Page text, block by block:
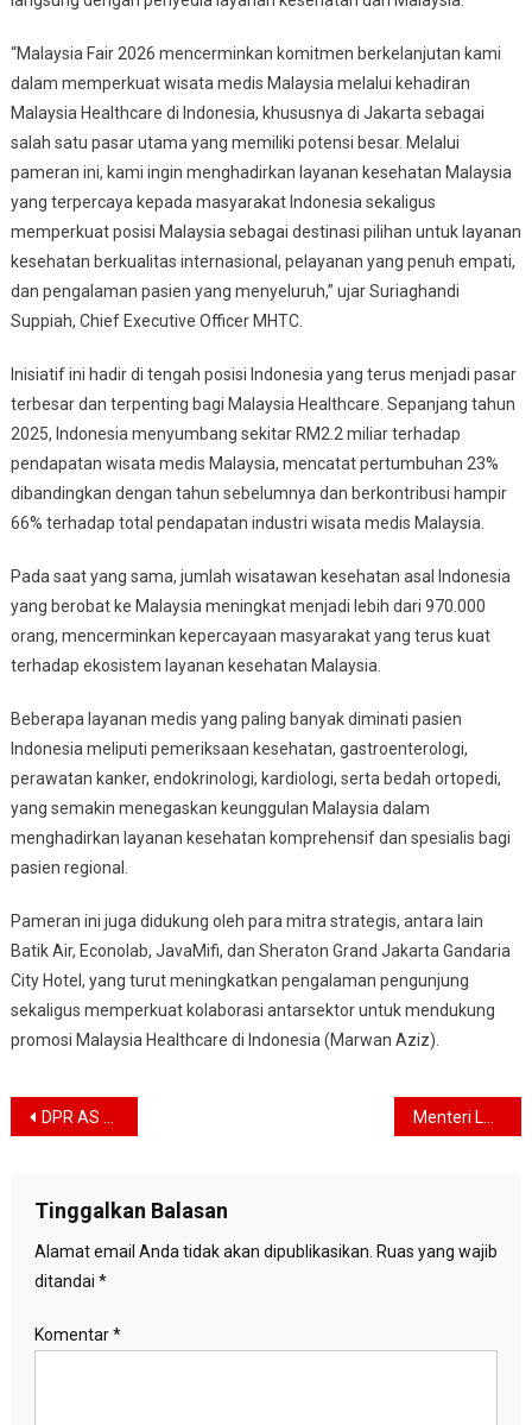
“Malaysia Fair 2026 mencerminkan komitmen berkelanjutan kami
dalam memperkuat wisata medis Malaysia melalui kehadiran
Malaysia Healthcare di Indonesia, khususnya di Jakarta sebagai
salah satu pasar utama yang memiliki potensi besar. Melalui
pameran ini, kami ingin menghadirkan layanan kesehatan Malaysia
yang terpercaya kepada masyarakat Indonesia sekaligus
memperkuat posisi Malaysia sebagai destinasi pilihan untuk layanan
kesehatan berkualitas internasional, pelayanan yang penuh empati,
dan pengalaman pasien yang menyeluruh,” ujar Suriaghandi
Suppiah, Chief Executive Officer MHTC.
Inisiatif ini hadir di tengah posisi Indonesia yang terus menjadi pasar
terbesar dan terpenting bagi Malaysia Healthcare. Sepanjang tahun
2025, Indonesia menyumbang sekitar RM2.2 miliar terhadap
pendapatan wisata medis Malaysia, mencatat pertumbuhan 23%
dibandingkan dengan tahun sebelumnya dan berkontribusi hampir
66% terhadap total pendapatan industri wisata medis Malaysia.
Pada saat yang sama, jumlah wisatawan kesehatan asal Indonesia
yang berobat ke Malaysia meningkat menjadi lebih dari 970.000
orang, mencerminkan kepercayaan masyarakat yang terus kuat
terhadap ekosistem layanan kesehatan Malaysia.
Beberapa layanan medis yang paling banyak diminati pasien
Indonesia meliputi pemeriksaan kesehatan, gastroenterologi,
perawatan kanker, endokrinologi, kardiologi, serta bedah ortopedi,
yang semakin menegaskan keunggulan Malaysia dalam
menghadirkan layanan kesehatan komprehensif dan spesialis bagi
pasien regional.
Pameran ini juga didukung oleh para mitra strategis, antara lain
Batik Air, Econolab, JavaMifi, dan Sheraton Grand Jakarta Gandaria
City Hotel, yang turut meningkatkan pengalaman pengunjung
sekaligus memperkuat kolaborasi antarsektor untuk mendukung
promosi Malaysia Healthcare di Indonesia (Marwan Aziz).
Navigasi
DPR AS Belok Arah, Trump Dapat Pukulan Politik dalam Isu Iran
Tinggalkan Balasan
Alamat email Anda tidak akan dipublikasikan. Ruas yang wajib
ditandai *
Komentar*